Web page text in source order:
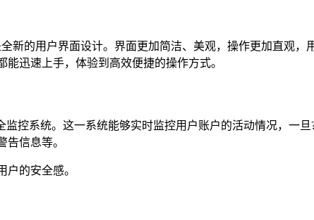
新的用户界面设计。界面更加简洁、美观，操作更加直观，
迅速上手，体验到高效便捷的操作方式。
控系统。这一系统能够实时监控用户账户的活动情况，一
信息等。
的安全感。